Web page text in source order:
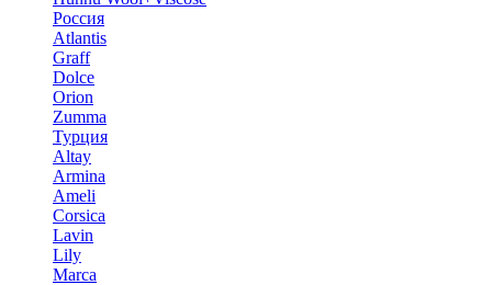
Россия
Atlantis
Graff
Dolce
Orion
Zumma
Турция
Altay
Armina
Ameli
Corsica
Lavin
Lily
Marca